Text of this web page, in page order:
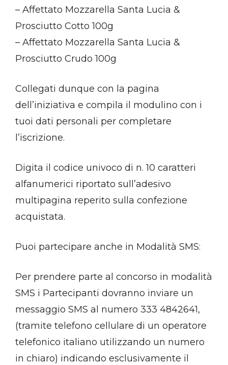
– Affettato Mozzarella Santa Lucia &
Prosciutto Cotto 100g
– Affettato Mozzarella Santa Lucia &
Prosciutto Crudo 100g
Collegati dunque con la pagina
dell’iniziativa e compila il modulino con i
tuoi dati personali per completare
l’iscrizione.
Digita il codice univoco di n. 10 caratteri
alfanumerici riportato sull’adesivo
multipagina reperito sulla confezione
acquistata.
Puoi partecipare anche in Modalità SMS:
Per prendere parte al concorso in modalità
SMS i Partecipanti dovranno inviare un
messaggio SMS al numero 333 4842641,
(tramite telefono cellulare di un operatore
telefonico italiano utilizzando un numero
in chiaro) indicando esclusivamente il